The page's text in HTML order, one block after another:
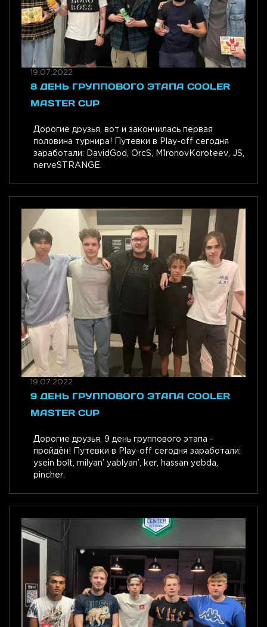
19.07.2022
8 ДЕНЬ ГРУППОВОГО ЭТАПА COOLER
MASTER CUP
Дорогие друзья, вот и закончилась первая
половина турнира! Путевки в Play-off сегодня
заработали: DavidGod, OrcS, M1ronovKoroteev, JS,
nerveSTRANGE.
19.07.2022
9 ДЕНЬ ГРУППОВОГО ЭТАПА COOLER
MASTER CUP
Дорогие друзья, 9 день группового этапа -
пройдён! Путевки в Play-off сегодня заработали:
ysein bolt, milyan’ yablyan’, ker, hassan yebda,
pincher.